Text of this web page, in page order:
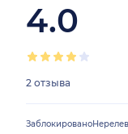
4.0
2 отзыва
Заблокировано
0%
0%
0%
progress: